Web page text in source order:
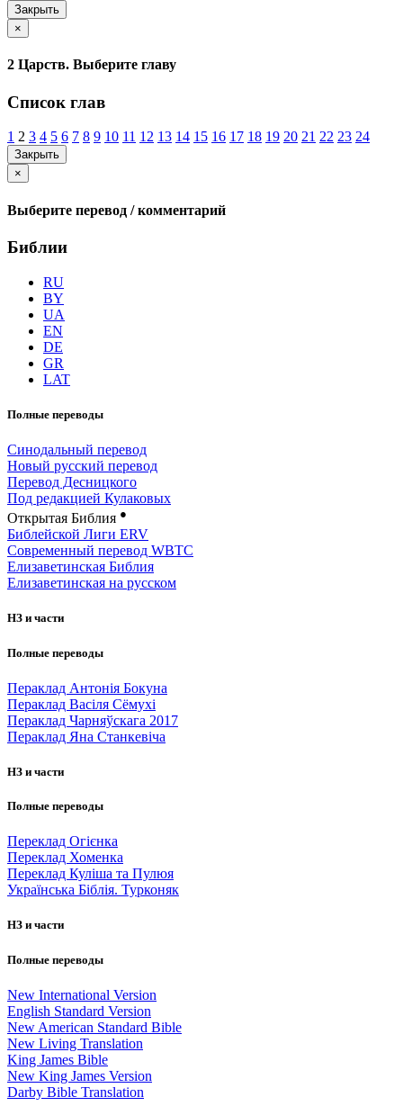
Закрыть
×
2 Царств. Выберите главу
Список глав
1 2 3 4 5 6 7 8 9 10 11 12 13 14 15 16 17 18 19 20 21 22 23 24
Закрыть
×
Выберите перевод / комментарий
Библии
RU
BY
UA
EN
DE
GR
LAT
Полные переводы
Синодальный перевод
Новый русский перевод
Перевод Десницкого
Под редакцией Кулаковых
Открытая Библия ●
Библейской Лиги ERV
Cовременный перевод WBTC
Елизаветинская Библия
Елизаветинская на русском
НЗ и части
Полные переводы
Пераклад Антонія Бокуна
Пераклад Васіля Сёмухі
Пераклад Чарняўскага 2017
Пераклад Яна Станкевіча
НЗ и части
Полные переводы
Переклад Огієнка
Переклад Хоменка
Переклад Куліша та Пулюя
Українська Біблія. Турконяк
НЗ и части
Полные переводы
New International Version
English Standard Version
New American Standard Bible
New Living Translation
King James Bible
New King James Version
Darby Bible Translation